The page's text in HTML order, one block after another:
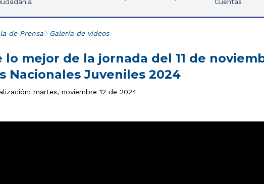
de Prensa Galería de videos
lo mejor de la jornada del 11 de
Nacionales Juveniles 2024
martes, noviembre 12 de 2024